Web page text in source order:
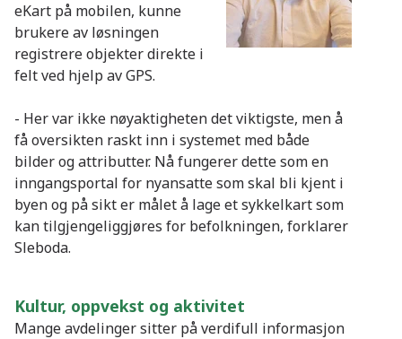
eKart på mobilen, kunne
brukere av løsningen
registrere objekter direkte i
felt ved hjelp av GPS.
- Her var ikke nøyaktigheten det viktigste, men å
få oversikten raskt inn i systemet med både
bilder og attributter. Nå fungerer dette som en
inngangsportal for nyansatte som skal bli kjent i
byen og på sikt er målet å lage et sykkelkart som
kan tilgjengeliggjøres for befolkningen, forklarer
Sleboda.
Kultur, oppvekst og aktivitet
Mange avdelinger sitter på verdifull informasjon